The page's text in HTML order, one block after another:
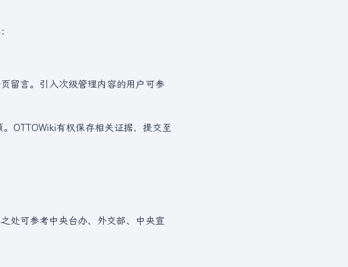
留言。引入次级管理内容的用户可参
OTTOWiki有权保存相关证据，提交至
处可参考中央台办、外交部、中央宣